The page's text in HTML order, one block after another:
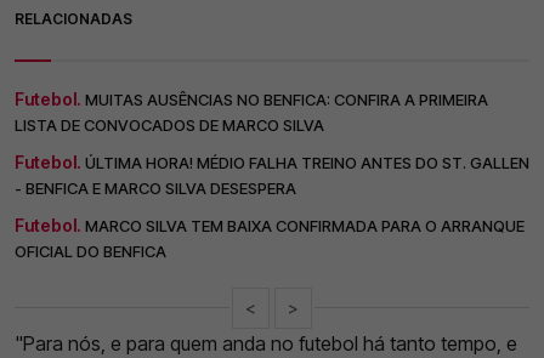
RELACIONADAS
Futebol. MUITAS AUSÊNCIAS NO BENFICA: CONFIRA A PRIMEIRA
LISTA DE CONVOCADOS DE MARCO SILVA
Futebol. ÚLTIMA HORA! MÉDIO FALHA TREINO ANTES DO ST. GALLEN
- BENFICA E MARCO SILVA DESESPERA
Futebol. MARCO SILVA TEM BAIXA CONFIRMADA PARA O ARRANQUE
OFICIAL DO BENFICA
< >
"Para nós, e para quem anda no futebol há tanto tempo, e